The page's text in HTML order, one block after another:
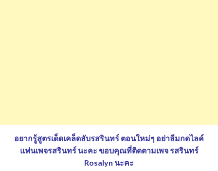
อยากรู้สูตรเด็ดเคล็ดลับรสรินทร์ ตอนใหม่ๆ อย่าลืมกดไลค์
แฟนเพจรสรินทร์ นะคะ ขอบคุณที่ติดตามเพจ รสรินทร์
Rosalyn นะคะ